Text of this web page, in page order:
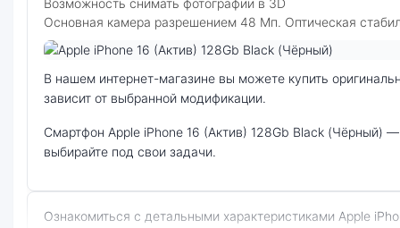
Основная камера разрешением 48 Мп. Оптическая
В нашем интернет-магазине вы можете купить оригинальный смартфон Apple iPhone 16 (Актив) 128Gb Black (Чёрный) по выгодной цене. Стоимость смартфона Apple iPhone 16 (Актив)
зависит от выбранной модификации.
смартфон Apple iPhone 16 (Актив) 128Gb Black (Чёрный) — удачное сочетание цены, производительности и дизайна. Модель доступна в разных конфигурациях и цветах —
выбирайте под свои задачи.
Ознакомиться с детальными характеристиками Apple iPhone 16 (Актив) 128Gb Black (Чёрный) можно ниже, в разделе «Характеристики». Если выбранной конфигурации нет в наличии